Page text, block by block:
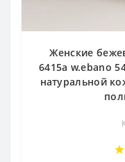
Женские
6415a w.ebano
натуральной